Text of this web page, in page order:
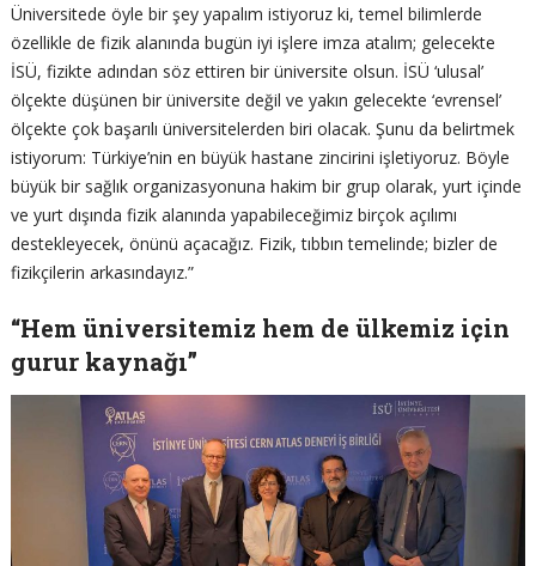
Üniversitede öyle bir şey yapalım istiyoruz ki, temel bilimlerde
özellikle de fizik alanında bugün iyi işlere imza atalım; gelecekte
İSÜ, fizikte adından söz ettiren bir üniversite olsun. İSÜ ‘ulusal’
ölçekte düşünen bir üniversite değil ve yakın gelecekte ‘evrensel’
ölçekte çok başarılı üniversitelerden biri olacak. Şunu da belirtmek
istiyorum: Türkiye’nin en büyük hastane zincirini işletiyoruz. Böyle
büyük bir sağlık organizasyonuna hakim bir grup olarak, yurt içinde
ve yurt dışında fizik alanında yapabileceğimiz birçok açılımı
destekleyecek, önünü açacağız. Fizik, tıbbın temelinde; bizler de
fizikçilerin arkasındayız.”
“Hem üniversitemiz hem de ülkemiz için
gurur kaynağı”